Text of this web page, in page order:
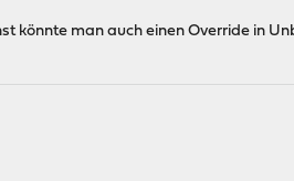
könnte man auch einen Override in